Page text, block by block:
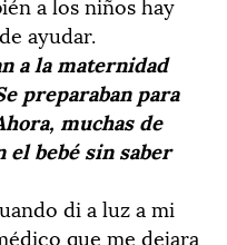
ayudar.
a la maternidad
preparaban para
muchas de
el bebé sin saber
di a luz a mi
que me dejara